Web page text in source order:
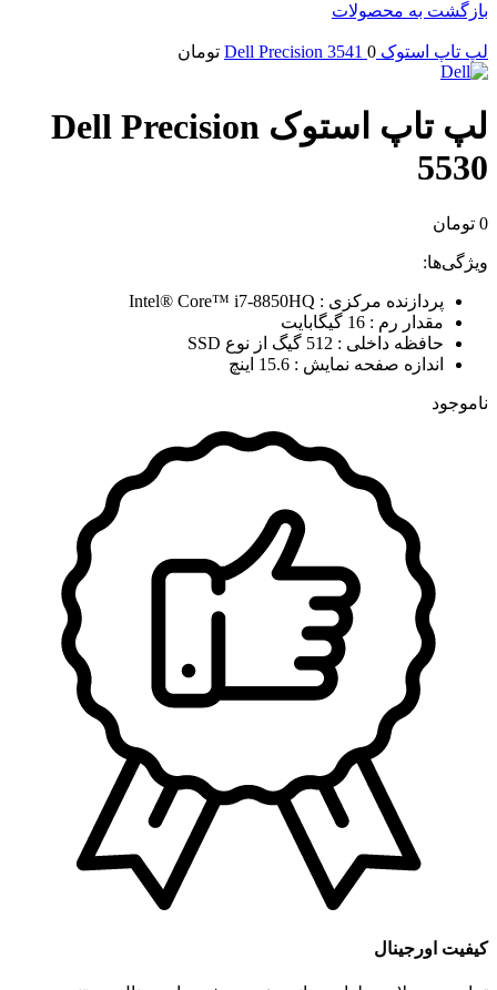
بازگشت به محصولات
لپ تاپ استوک Dell Precision 3541 0 تومان
لپ تاپ استوک Dell Precision
5530
0 تومان
ویژگی‌ها:
پردازنده مرکزی : Intel® Core™ i7-8850HQ
مقدار رم : 16 گیگابایت
حافظه داخلی : 512 گیگ از نوع SSD
اندازه صفحه نمایش : 15.6 اینچ
ناموجود
کیفیت اورجینال